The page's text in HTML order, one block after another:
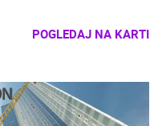
POGLEDAJ NA KARTI